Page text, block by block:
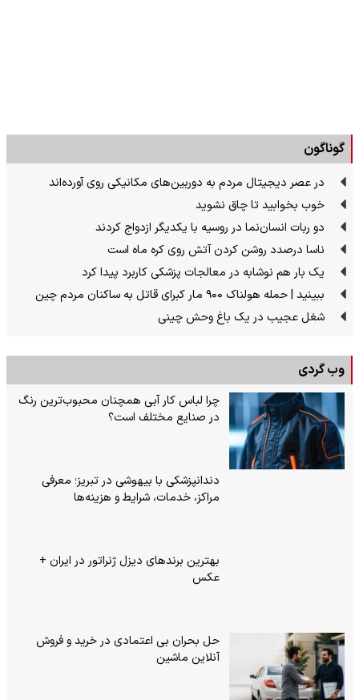
گوناگون
در عصر دیجیتال مردم به دوربین‌های مکانیکی روی آورده‌اند
خوب بخوابید تا چاق نشوید
دو ربات انسان‌نما در روسیه با یکدیگر ازدواج کردند
ناسا درصدد روشن کردن آتش روی کره ماه است
یک بار هم نوشابه در معالجات پزشکی کاربرد پیدا کرد
ببینید | حمله هولناک ۹۰۰ مار کبرای قاتل به ساکنان مردم چین
شغل عجیب در یک باغ وحش چینی
وب گردی
چرا لباس کار آبی همچنان محبوب‌ترین رنگ
در صنایع مختلف است؟
دندانپزشکی با بیهوشی در تبریز؛ معرفی
مراکز، خدمات، شرایط و هزینه‌ها
بهترین برندهای دیزل ژنراتور در ایران +
عکس
حل بحران بی‌ اعتمادی در خرید و فروش
آنلاین ماشین